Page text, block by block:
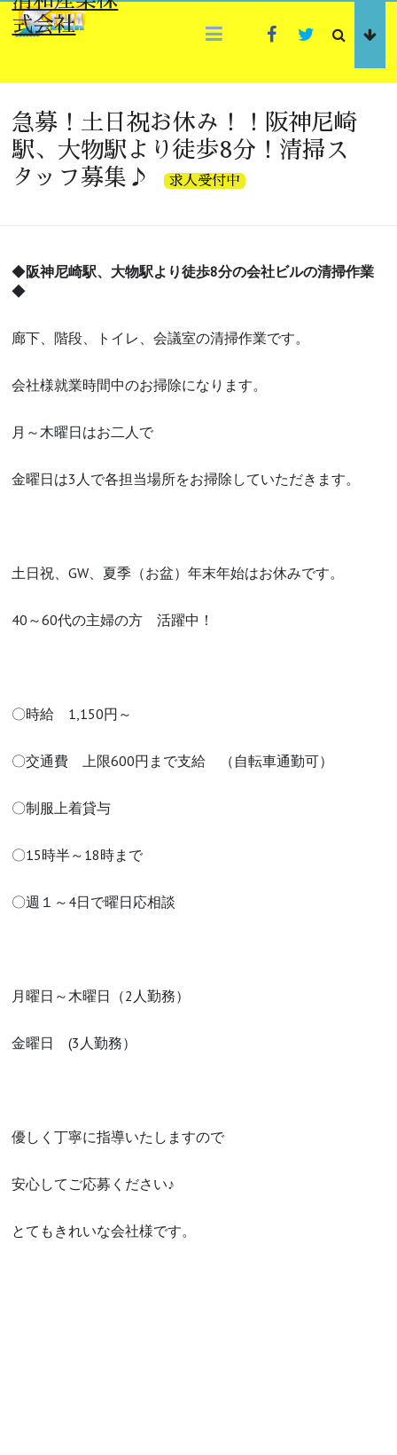
Skip
to式会社
FacebookTwitter
急募！土日祝お休み！！阪神尼崎
駅、大物駅より徒歩8分！清掃ス
タッフ募集♪
求人受付中
◆阪神尼崎駅、大物駅より徒歩8分の会社ビルの清掃作業
◆
廊下、階段、トイレ、会議室の清掃作業です。
会社様就業時間中のお掃除になります。
月～木曜日はお二人で
金曜日は3人で各担当場所をお掃除していただきます。
土日祝、GW、夏季（お盆）年末年始はお休みです。
40～60代の主婦の方 活躍中！
〇時給 1,150円～
〇交通費 上限600円まで支給 （自転車通勤可）
〇制服上着貸与
〇15時半～18時まで
〇週１～4日で曜日応相談
月曜日～木曜日（2人勤務）
金曜日 (3人勤務）
優しく丁寧に指導いたしますので
安心してご応募ください♪
とてもきれいな会社様です。